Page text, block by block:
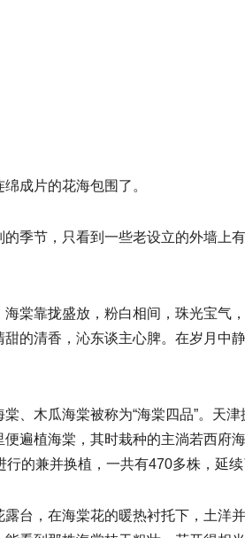
成片的花海包围了。
季节，只看到一些老设立的外墙上
棠靠拢盛放，粉白相间，珠光宝气
的清香，沁东谈主心脾。在岁月中
、木瓜海棠被称为“海棠四品”。天
遍植海棠，其时栽种的主淌若西府
的兼并换植，一共有470多株，延续
台，在海棠花的暖热衬托下，土洋